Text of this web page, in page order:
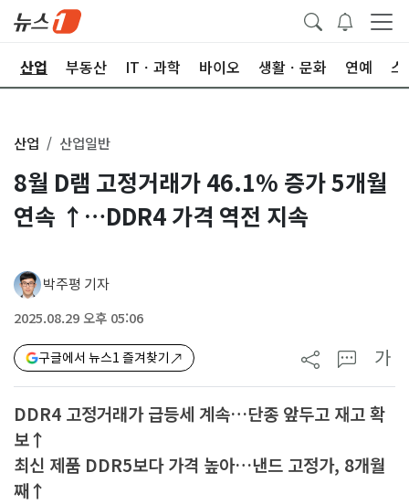
산업 부동산 ITㆍ과학 바이오 생활ㆍ문화 연예 스
산업 산업일반
8월 D램 고정거래가 46.1% 증가 5개월
연속 ↑…DDR4 가격 역전 지속
박주평 기자
2025.08.29 오후 05:06
구글에서 뉴스1 즐겨찾기 가
DDR4 고정거래가 급등세 계속…단종 앞두고 재고 확
보↑
최신 제품 DDR5보다 가격 높아…낸드 고정가, 8개월
째↑